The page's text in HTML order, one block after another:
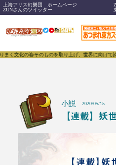
上海アリス幻樂団 ホームページ
ZUNさんのツイッター
のを取り上げ、世界に向けて誇らしく発信す
小説 2020/05/15
【連載】妖
【連載】